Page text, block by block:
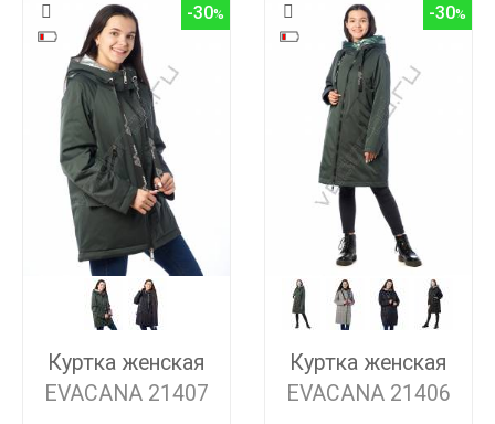
-30
Куртка женская
EVACANA 21407
-30
Куртка женская
EVACANA 21406